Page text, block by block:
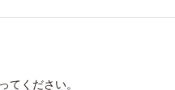
ください。